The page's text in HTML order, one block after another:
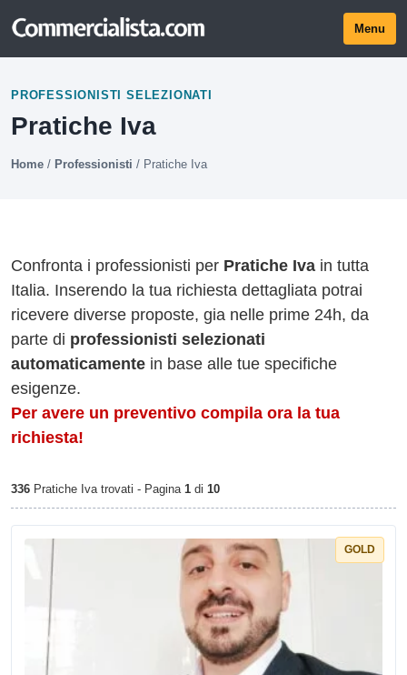
Menu
PROFESSIONISTI SELEZIONATI
Pratiche Iva
Home / Professionisti / Pratiche Iva
Confronta i professionisti per Pratiche Iva in tutta
Italia. Inserendo la tua richiesta dettagliata potrai
ricevere diverse proposte, gia nelle prime 24h, da
parte di professionisti selezionati
automaticamente in base alle tue specifiche
esigenze.
Per avere un preventivo compila ora la tua
richiesta!
336 Pratiche Iva trovati - Pagina 1 di 10
GOLD